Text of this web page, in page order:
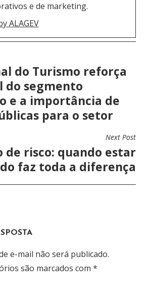
e de marketing.
ALAGEV
do Turismo reforça
do segmento
e a importância de
para o setor
Next Post
de risco: quando estar
faz toda a diferença
e-mail não será publicado.
são marcados com *